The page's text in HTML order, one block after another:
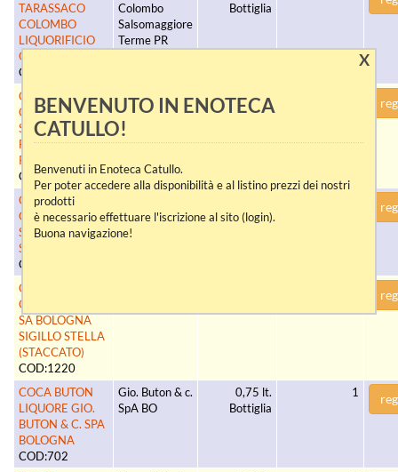
TARASSACO
COLOMBO
LIQUORIFICIO
O. COLOMBO
COD:2073
Colombo
Salsomaggiore
Terme PR
Bottiglia
COCA BUTON
GIO. BUTON & C.
SA BOLOGNA
FASCETTA
REALE
COD:1238
Gio. Buton & c.
SA BO
0,70 lt.
Bottiglia
COCA BUTON
GIO. BUTON & C.
SA BOLOGNA
SIGILLO STELLA
COD:1780
SpA BO
Bottiglia
COCA BUTON
GIO. BUTON & C.
SA BOLOGNA
SIGILLO STELLA
(STACCATO)
COD:1220
COCA BUTON
LIQUORE GIO.
BUTON & C. SPA
BOLOGNA
COD:702
Gio. Buton & c.
SpA BO
0,75 lt.
Bottiglia
1
X
BENVENUTO IN ENOTECA
CATULLO!
Benvenuti in Enoteca Catullo.
Per poter accedere alla disponibilità e al listino prezzi dei nostri
prodotti
è necessario effettuare l'iscrizione al sito (login).
Buona navigazione!